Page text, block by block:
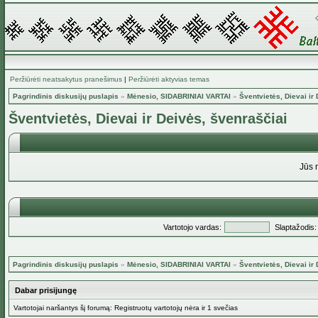
Peržiūrėti neatsakytus pranešimus | Peržiūrėti aktyvias temas
Pagrindinis diskusijų puslapis » Mėnesio, SIDABRINIAI VARTAI » Šventvietės, Dievai ir
Šventvietės, Dievai ir Deivės, švenraščiai
Jūs
Vartotojo vardas: Slaptažodis:
Pagrindinis diskusijų puslapis » Mėnesio, SIDABRINIAI VARTAI » Šventvietės, Dievai ir
Dabar prisijungę
Vartotojai naršantys šį forumą: Registruotų vartotojų nėra ir 1 svečias